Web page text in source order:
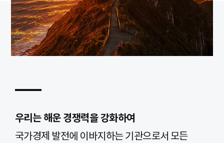
우리는 해운 경쟁력을 강화하여
국가경제 발전에 이바지하는 기관으로서 모든